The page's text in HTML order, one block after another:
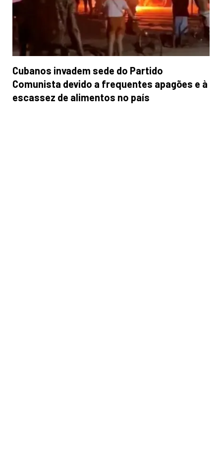
Cubanos invadem sede do Partido
Comunista devido a frequentes apagões e à
escassez de alimentos no país